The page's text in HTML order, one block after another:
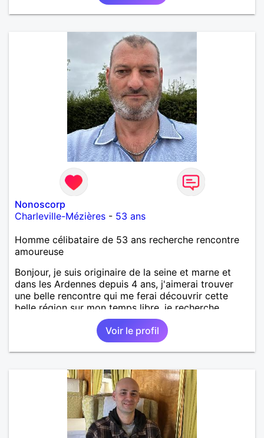
Nonoscorp
Charleville-Mézières - 53 ans
Homme célibataire de 53 ans recherche rencontre
amoureuse
Bonjour, je suis originaire de la seine et marne et
dans les Ardennes depuis 4 ans, j'aimerai trouver
une belle rencontre qui me ferai découvrir cette
belle région sur mon temps libre, je recherche
quelqu'un de simple et sincère, une bonne
complicité et de la bonne humeur me ravirait.. alors
si l'envie de me découvrir vous en dit, je vous dis à
bientôt.
Voir le profil